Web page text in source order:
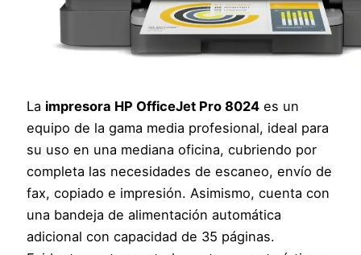
La impresora HP OfficeJet Pro 8024 es un
equipo de la gama media profesional, ideal para
su uso en una mediana oficina, cubriendo por
completa las necesidades de escaneo, envío de
fax, copiado e impresión. Asimismo, cuenta con
una bandeja de alimentación automática
adicional con capacidad de 35 páginas.